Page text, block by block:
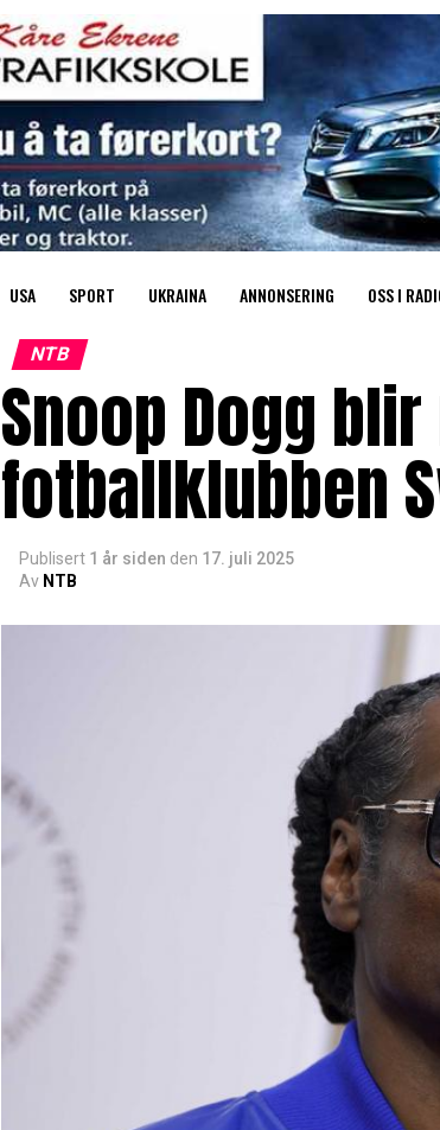
USA SPORT UKRAINA ANNONSERING OSS I
NTB
Snoop Dogg
fotballklubben
Publisert 1 år siden den 17. juli 2025
Av NTB